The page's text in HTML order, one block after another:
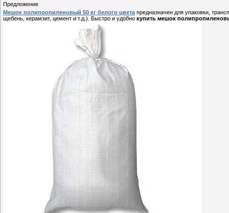
Предложение
Мешок полипропиленовый 50 кг белого цвета предназначен для упаковки,
щебень, керамзит, цемент и т.д.). Быстро и удобно купить мешок